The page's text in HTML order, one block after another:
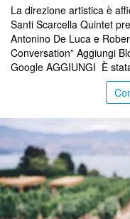
La direzione artistica è
Santi Scarcella Quintet
Antonino De Luca e
Conversation” Aggiungi
Google AGGIUNGI È